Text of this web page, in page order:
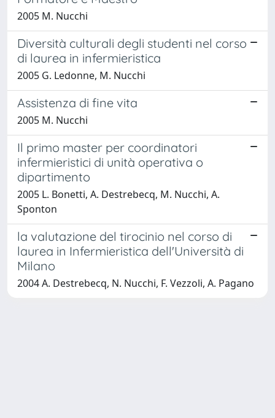
2005 M. Nucchi
Diversità culturali degli studenti nel corso
di laurea in infermieristica
2005 G. Ledonne, M. Nucchi
Assistenza di fine vita
2005 M. Nucchi
Il primo master per coordinatori
infermieristici di unità operativa o
dipartimento
2005 L. Bonetti, A. Destrebecq, M. Nucchi, A.
Sponton
la valutazione del tirocinio nel corso di
laurea in Infermieristica dell'Università di
Milano
2004 A. Destrebecq, N. Nucchi, F. Vezzoli, A. Pagano